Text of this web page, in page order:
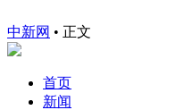
中新网 • 正文
首页
新闻